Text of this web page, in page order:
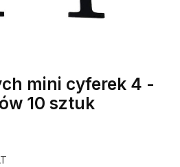
mini cyferek 4 -
10 sztuk